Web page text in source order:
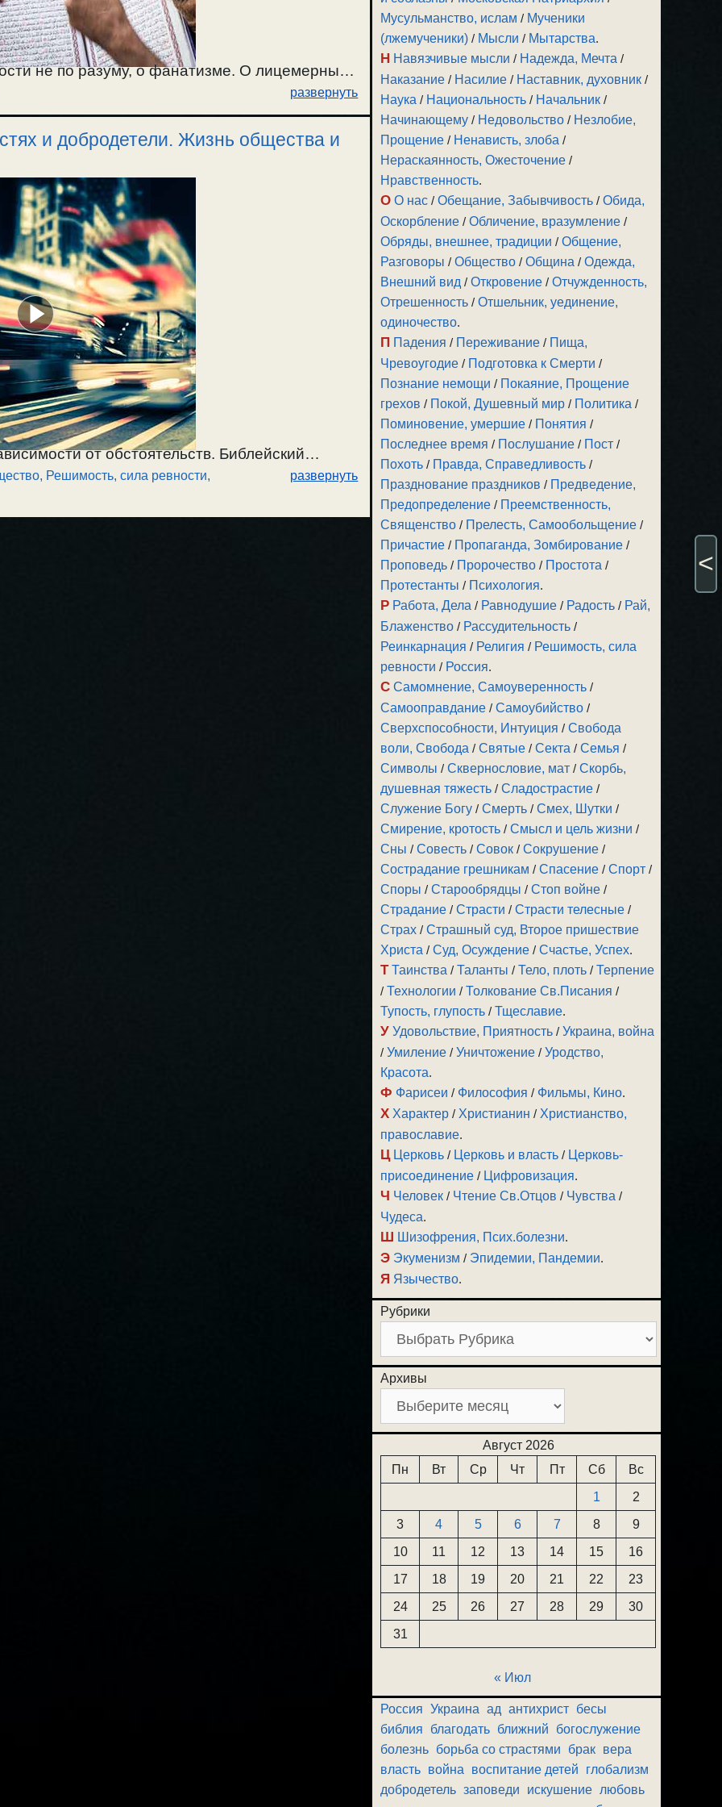
не по разуму, о фанатизме. О лицемерных
простых людей грешников, но не начальников
зло. / 2.03.2025.
развернуть
и добродетели. Жизнь общества и
от обстоятельств. Библейский
нечестие, спас народ, и за это
по Богу и ревности не по разуму. О двух
, Решимость, сила ревности,
развернуть
Мусульманство, ислам / Мученики
(лжемученики) / Мысли / Мытарства.
Н Навязчивые мысли / Надежда, Мечта /
Наказание / Насилие / Наставник, духовник /
Наука / Национальность / Начальник /
Начинающему / Недовольство / Незлобие,
Прощение / Ненависть, злоба /
Нераскаянность, Ожесточение /
Нравственность.
О О нас /Обещание, Забывчивость /Обида,
Оскорбление /Обличение, вразумление /
Обряды, внешнее, традиции /Общение,
Разговоры /Общество /Община /Одежда,
Внешний вид /Откровение /Отчужденность,
Отрешенность /Отшельник, уединение,
одиночество.
П Падения / Переживание / Пища,
Чревоугодие / Подготовка к Смерти /
Познание немощи / Покаяние, Прощение
грехов / Покой, Душевный мир / Политика /
Поминовение, умершие / Понятия /
Последнее время / Послушание / Пост /
Похоть / Правда, Справедливость /
Празднование праздников / Предведение,
Предопределение / Преемственность,
Священство / Прелесть, Самообольщение /
Причастие / Пропаганда, Зомбирование /
Проповедь / Пророчество / Простота /
Протестанты / Психология.
Р Работа, Дела / Равнодушие / Радость / Рай,
Блаженство / Рассудительность /
Реинкарнация / Религия / Решимость, сила
ревности / Россия.
С Самомнение, Самоуверенность /
Самооправдание /Самоубийство /
Сверхспособности, Интуиция /Свобода
воли, Свобода /Святые /Секта /Семья /
Символы /Сквернословие, мат /Скорбь,
душевная тяжесть /Сладострастие /
Служение Богу /Смерть /Смех, Шутки /
Смирение, кротость /Смысл и цель жизни /
Сны /Совесть /Совок /Сокрушение /
Сострадание грешникам /Спасение /Спорт /
Споры /Старообрядцы /Стоп войне /
Страдание /Страсти /Страсти телесные /
Страх /Страшный суд, Второе пришествие
Христа /Суд, Осуждение /Счастье, Успех.
Т Таинства /Таланты /Тело, плоть /Терпение
/Технологии /Толкование Св.Писания /
Тупость, глупость /Тщеславие.
У Удовольствие, Приятность /Украина, война
/Умиление /Уничтожение /Уродство,
Красота.
Ф Фарисеи / Философия / Фильмы, Кино.
Х Характер / Христианин / Христианство,
православие.
Ц Церковь / Церковь и власть / Церковь-
присоединение / Цифровизация.
Ч Человек / Чтение Св.Отцов / Чувства /
Чудеса.
Ш Шизофрения, Псих.болезни.
Э Экуменизм / Эпидемии, Пандемии.
Я Язычество.
Рубрики
Архивы
Август 2026
Пн
Вт Ср Чт Пт Сб
Вс
1
2
3
4 5 6 7 8
9
10
11 12 13 14 15
16
17
18 19 20 21 22
23
24
25 26 27 28 29
30
31
« Июл
Россия Украина ад антихрист бесы
библия
благодать ближний
богослужение
болезнь борьба со страстями брак вера
власть война воспитание детей
глобализм
добродетель заповеди искушение любовь
<